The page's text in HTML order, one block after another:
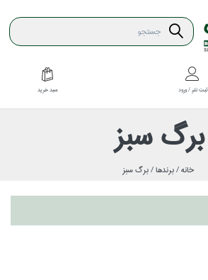
ثبت نام / ورود سبد خريد
برگ سبز
خانه /برندها /برگ سبز